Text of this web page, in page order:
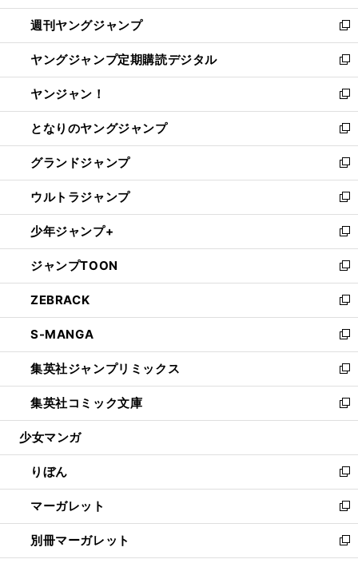
開
く
ウ
で
開
く
ン
ド
ウ
で
開
く
ウ
ィ
ン
ド
ウ
で
開
く
週刊ヤングジャンプ
新
し
い
ウ
ィ
ン
ド
ウ
で
開
く
ヤングジャンプ定期購読デジタル
新
し
い
ウ
ィ
ン
ド
ウ
で
開
く
ヤンジャン！
新
し
い
ウ
ィ
ン
ド
ウ
で
開
く
となりのヤングジャンプ
新
し
い
ウ
ィ
ン
ド
ウ
で
開
く
グランドジャンプ
新
し
い
ウ
ィ
ン
ド
ウ
で
開
く
ウルトラジャンプ
新
し
い
ウ
ィ
ン
ド
ウ
で
開
く
少年ジャンプ+
新
し
い
ウ
ィ
ン
ド
ウ
で
開
く
ジャンプTOON
新
し
い
ウ
ィ
ン
ド
ウ
で
開
ZEBRACK
新
し
い
ウ
ィ
ン
ド
ウ
開
く
S-MANGA
新
し
い
ウ
ィ
ン
ウ
で
開
く
集英社ジャンプリミックス
新
し
い
ウ
ン
ド
ウ
で
開
く
集英社コミック文庫
新
し
ウ
ィ
ン
ド
ウ
で
開
少女マンガ
りぼん
新
し
い
ウ
ィ
ン
マーガレット
新
し
い
ウ
別冊マーガレット
新
し